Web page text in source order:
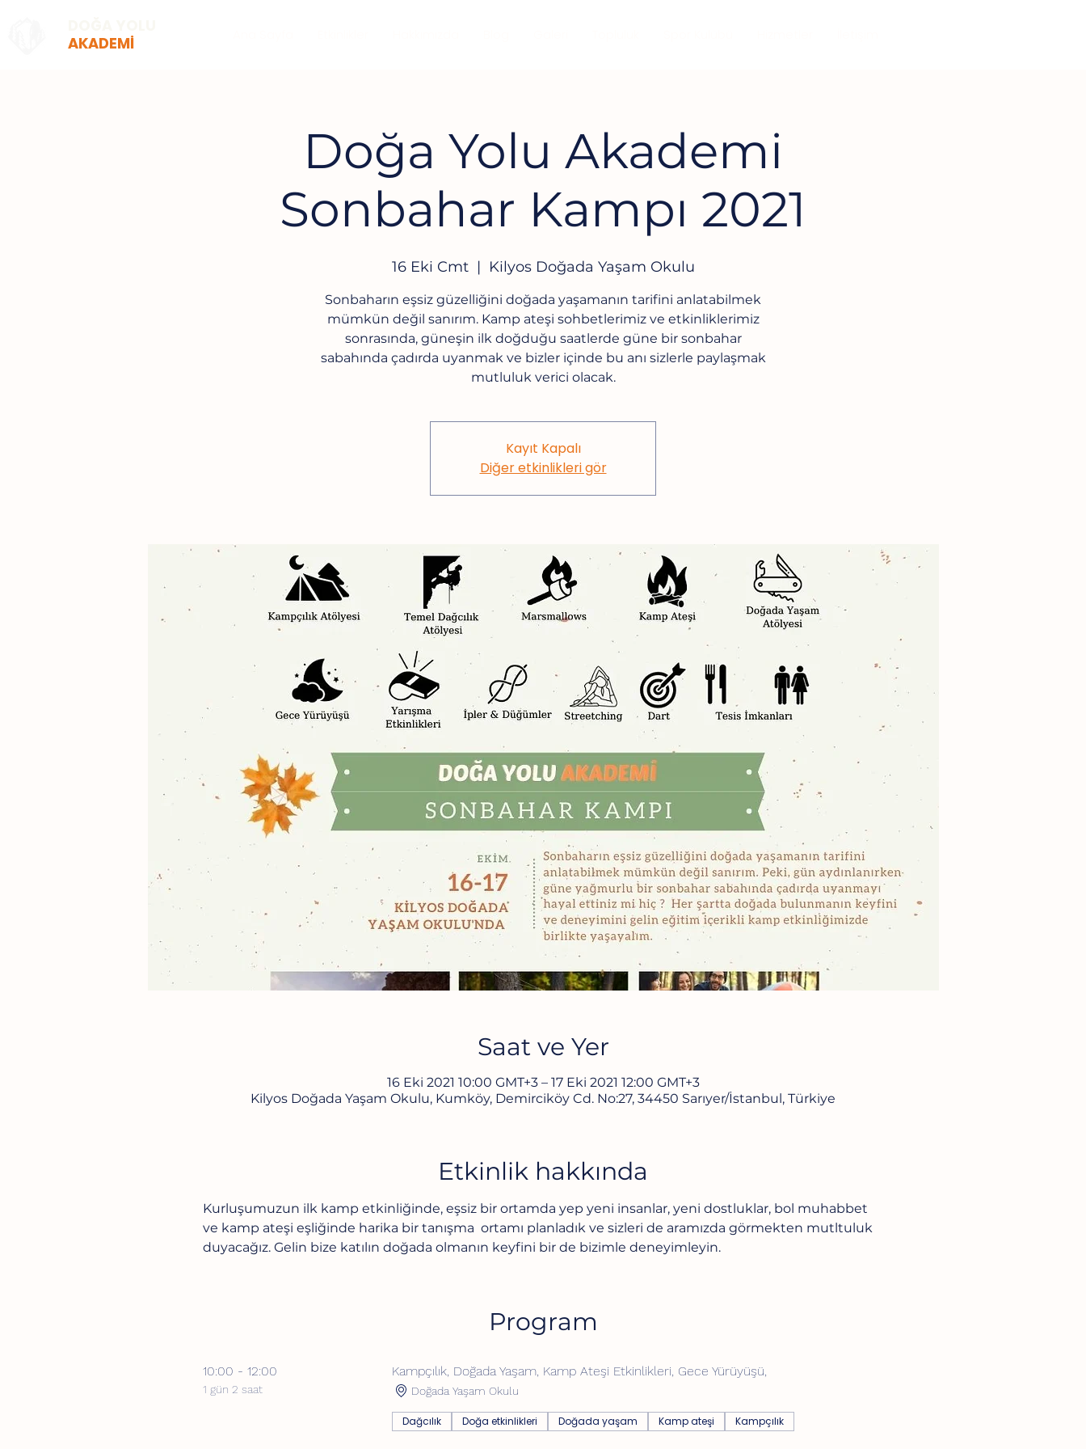
AKADEMİ
Doğa Yolu Akademi
Sonbahar Kampı 2021
16 Eki Cmt
  |
Kilyos Doğada Yaşam Okulu
Sonbaharın eşsiz güzelliğini doğada yaşamanın tarifini anlatabilmek
mümkün değil sanırım. Kamp ateşi sohbetlerimiz ve etkinliklerimiz
sonrasında, güneşin ilk doğduğu saatlerde güne bir sonbahar
sabahında çadırda uyanmak ve bizler içinde bu anı sizlerle paylaşmak
mutluluk verici olacak.
Kayıt Kapalı
Diğer etkinlikleri gör
Saat ve Yer
16 Eki 2021 10:00 GMT+3 – 17 Eki 2021 12:00 GMT+3
Kilyos Doğada Yaşam Okulu, Kumköy, Demirciköy Cd. No:27, 34450 Sarıyer/İstanbul, Türkiye
Etkinlik hakkında
Kurluşumuzun ilk kamp etkinliğinde, eşsiz bir ortamda yep yeni insanlar, yeni dostluklar, bol muhabbet
ve kamp ateşi eşliğinde harika bir tanışma  ortamı planladık ve sizleri de aramızda görmekten mutltuluk
duyacağız. Gelin bize katılın doğada olmanın keyfini bir de bizimle deneyimleyin.
Program
10:00 - 12:00
1 gün 2 saat
Kampçılık, Doğada Yaşam, Kamp Ateşi Etkinlikleri, Gece Yürüyüşü,
Doğada Yaşam Okulu
Dağcılık Doğa etkinlikleri Doğada yaşam Kamp ateşi Kampçılık